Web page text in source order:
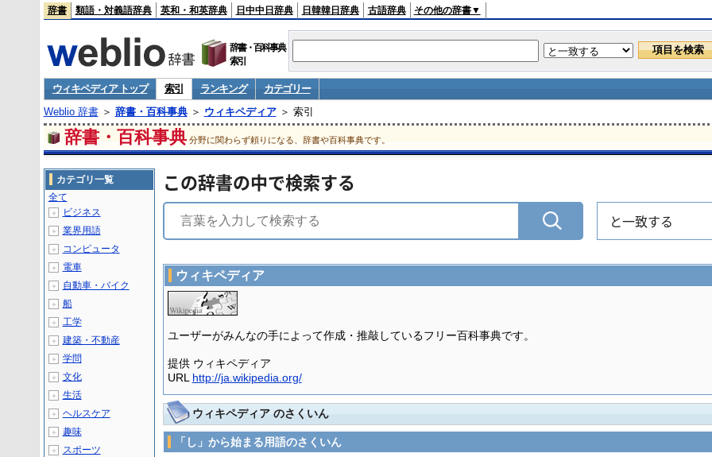
辞書 類語・対義語辞典 英和・和英辞典 日中中日辞典 日韓韓日辞典 古語辞典 その他の辞書▼
辞書・百科事典
索引
ウィキペディア トップ 索引 ランキング
カテゴリー
Weblio 辞書＞ 辞書・百科事典＞ ウィキペディア＞ 索引
辞書・百科事典 分野に関わらず頼りになる、辞書や百科事典です。
この辞書の中で検索する
と一致する
ウィキペディア
ユーザーがみんなの手によって作成・推敲しているフリー百科事典です。
提供 ウィキペディア
URL http://ja.wikipedia.org/
ウィキペディア のさくいん
「し」から始まる用語のさくいん
カテゴリ一覧
全て
＋ ビジネス
＋ 業界用語
＋ コンピュータ
＋ 電車
＋ 自動車・バイク
＋ 船
＋ 工学
＋ 建築・不動産
＋ 学問
＋ 文化
＋ 生活
＋ ヘルスケア
＋ 趣味
＋ スポーツ